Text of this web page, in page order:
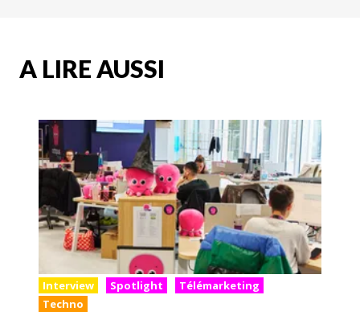
A LIRE AUSSI
Interview Spotlight
Télémarketing
Techno